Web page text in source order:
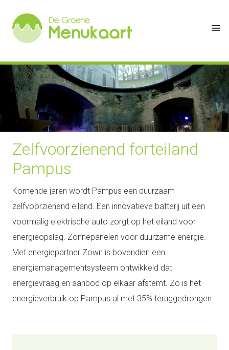
Zelfvoorzienend forteiland
Pampus
Komende jaren wordt Pampus een duurzaam
zelfvoorzienend eiland. Een innovatieve batterij uit een
voormalig elektrische auto zorgt op het eiland voor
energieopslag. Zonnepanelen voor duurzame energie.
Met energiepartner Zown is bovendien een
energiemanagementsysteem ontwikkeld dat
energievraag en aanbod op elkaar afstemt. Zo is het
energieverbruik op Pampus al met 35% teruggedrongen.